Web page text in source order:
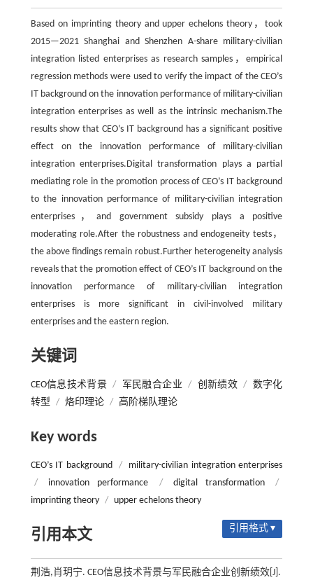
Based on imprinting theory and upper echelons theory，took
2015—2021 Shanghai and Shenzhen A-share military-civilian
integration listed enterprises as research samples，empirical
regression methods were used to verify the impact of the CEO’s
IT background on the innovation performance of military-civilian
integration enterprises as well as the intrinsic mechanism.The
results show that CEO’s IT background has a significant positive
effect on the innovation performance of military-civilian
integration enterprises.Digital transformation plays a partial
mediating role in the promotion process of CEO’s IT background
to the innovation performance of military-civilian integration
enterprises，and government subsidy plays a positive
moderating role.After the robustness and endogeneity tests，
the above findings remain robust.Further heterogeneity analysis
reveals that the promotion effect of CEO’s IT background on the
innovation performance of military-civilian integration
enterprises is more significant in civil-involved military
enterprises and the eastern region.
关键词
CEO信息技术背景 / 军民融合企业 / 创新绩效 / 数字化
转型 / 烙印理论 / 高阶梯队理论
Key words
CEO’s IT background /
military-civilian integration enterprises
/
innovation performance / digital transformation
/
imprinting theory / upper echelons theory
引用本文 引用格式 ▾
荆浩,肖玥宁. CEO信息技术背景与军民融合企业创新绩效[J].